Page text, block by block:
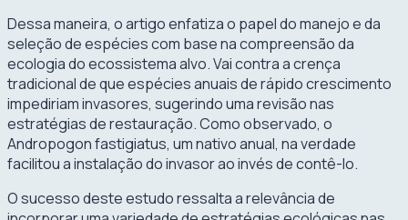
Dessa maneira, o artigo enfatiza o papel do manejo e da
seleção de espécies com base na compreensão da
ecologia do ecossistema alvo. Vai contra a crença
tradicional de que espécies anuais de rápido crescimento
impediriam invasores, sugerindo uma revisão nas
estratégias de restauração. Como observado, o
Andropogon fastigiatus, um nativo anual, na verdade
facilitou a instalação do invasor ao invés de contê-lo.
O sucesso deste estudo ressalta a relevância de